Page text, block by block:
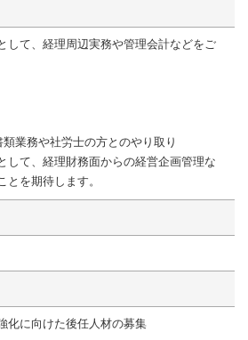
して、経理周辺実務や管理会計などをご
業務や社労士の方とのやり取り
して、経理財務面からの経営企画管理な
とを期待します。
化に向けた後任人材の募集